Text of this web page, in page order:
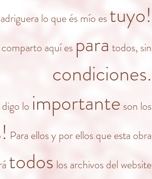
lo que és mío estuyo!
aquí es para todos, sin
condiciones.
lo importante son los
Para ellos y por ellos que esta obra
todos los archivos del website